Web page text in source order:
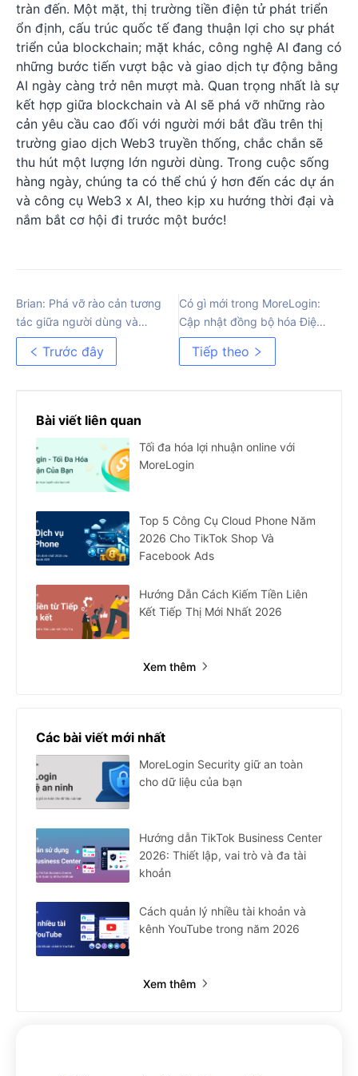
tràn đến. Một mặt, thị trường tiền điện tử phát triển
ổn định, cấu trúc quốc tế đang thuận lợi cho sự phát
triển của blockchain; mặt khác, công nghệ AI đang có
những bước tiến vượt bậc và giao dịch tự động bằng
AI ngày càng trở nên mượt mà. Quan trọng nhất là sự
kết hợp giữa blockchain và AI sẽ phá vỡ những rào
cản yêu cầu cao đối với người mới bắt đầu trên thị
trường giao dịch Web3 truyền thống, chắc chắn sẽ
thu hút một lượng lớn người dùng. Trong cuộc sống
hàng ngày, chúng ta có thể chú ý hơn đến các dự án
và công cụ Web3 x AI, theo kịp xu hướng thời đại và
nắm bắt cơ hội đi trước một bước!
Brian: Phá vỡ rào cản tương
tác giữa người dùng và
Web3
Trước đây
Có gì mới trong MoreLogin:
Cập nhật đồng bộ hóa Điện
thoại Đám mây
Tiếp theo
Bài viết liên quan
Tối đa hóa lợi nhuận online với
MoreLogin
Top 5 Công Cụ Cloud Phone Năm
2026 Cho TikTok Shop Và
Facebook Ads
Hướng Dẫn Cách Kiếm Tiền Liên
Kết Tiếp Thị Mới Nhất 2026
Xem thêm
Các bài viết mới nhất
MoreLogin Security giữ an toàn
cho dữ liệu của bạn
Hướng dẫn TikTok Business Center
2026: Thiết lập, vai trò và đa tài
khoản
Cách quản lý nhiều tài khoản và
kênh YouTube trong năm 2026
Xem thêm